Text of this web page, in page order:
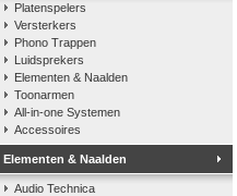
Platenspelers
Versterkers
Phono Trappen
Luidsprekers
Elementen & Naalden
Toonarmen
All-in-one Systemen
Accessoires
Elementen & Naalden
Audio Technica